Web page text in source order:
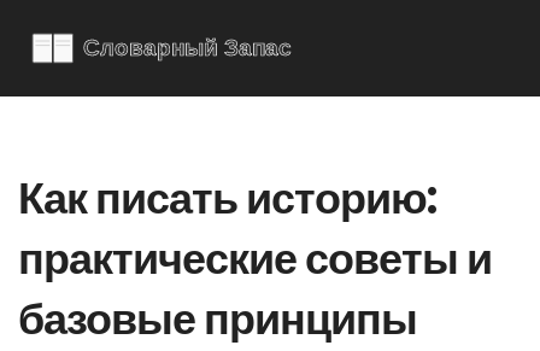
Как писать историю:
практические советы и
базовые принципы